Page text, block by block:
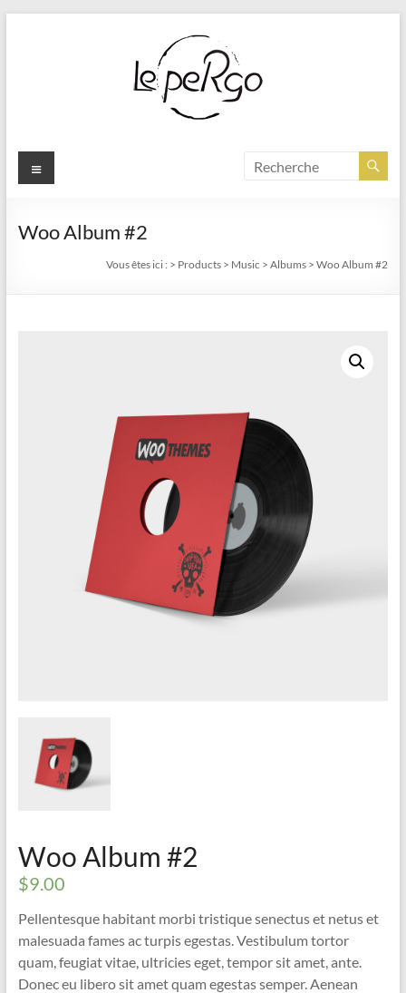
Menu
Woo Album #2
Vous êtes ici : > Products > Music >Albums >Woo Album #2
Woo Album #2
$9.00
Pellentesque habitant morbi tristique senectus et netus et
malesuada fames ac turpis egestas. Vestibulum tortor
quam, feugiat vitae, ultricies eget, tempor sit amet, ante.
Donec eu libero sit amet quam egestas semper. Aenean